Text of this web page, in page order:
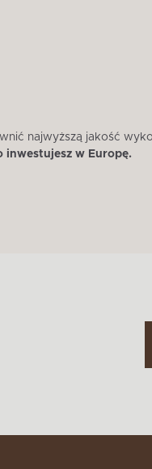
najwyższą jakość
inwestujesz w Europę.